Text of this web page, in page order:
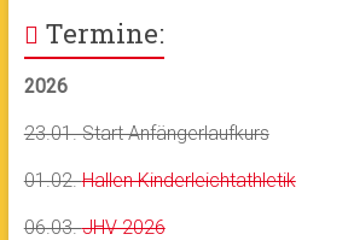
Termine:
2026
23.01. Start Anfängerlaufkurs
01.02.Hallen Kinderleichtathletik
06.03.JHV 2026